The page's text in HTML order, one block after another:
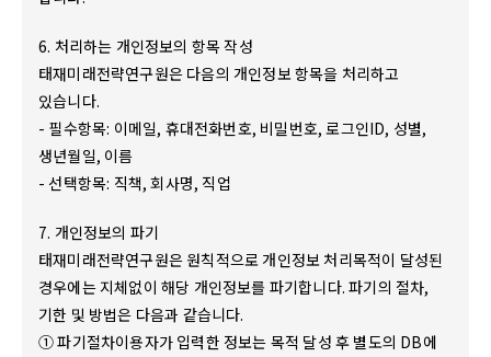
6. 처리하는 개인정보의 항목 작성
태재미래전략연구원은 다음의 개인정보 항목을 처리하고
있습니다.
- 필수항목: 이메일, 휴대전화번호, 비밀번호, 로그인ID, 성별,
생년월일, 이름
- 선택항목: 직책, 회사명, 직업
7. 개인정보의 파기
태재미래전략연구원은 원칙적으로 개인정보 처리목적이 달성된
경우에는 지체없이 해당 개인정보를 파기합니다. 파기의 절차,
기한 및 방법은 다음과 같습니다.
① 파기절차이용자가 입력한 정보는 목적 달성 후 별도의 DB에